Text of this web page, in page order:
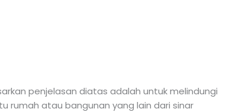
penjelasan diatas adalah untuk melindungi
rumah atau bangunan yang lain dari sinar